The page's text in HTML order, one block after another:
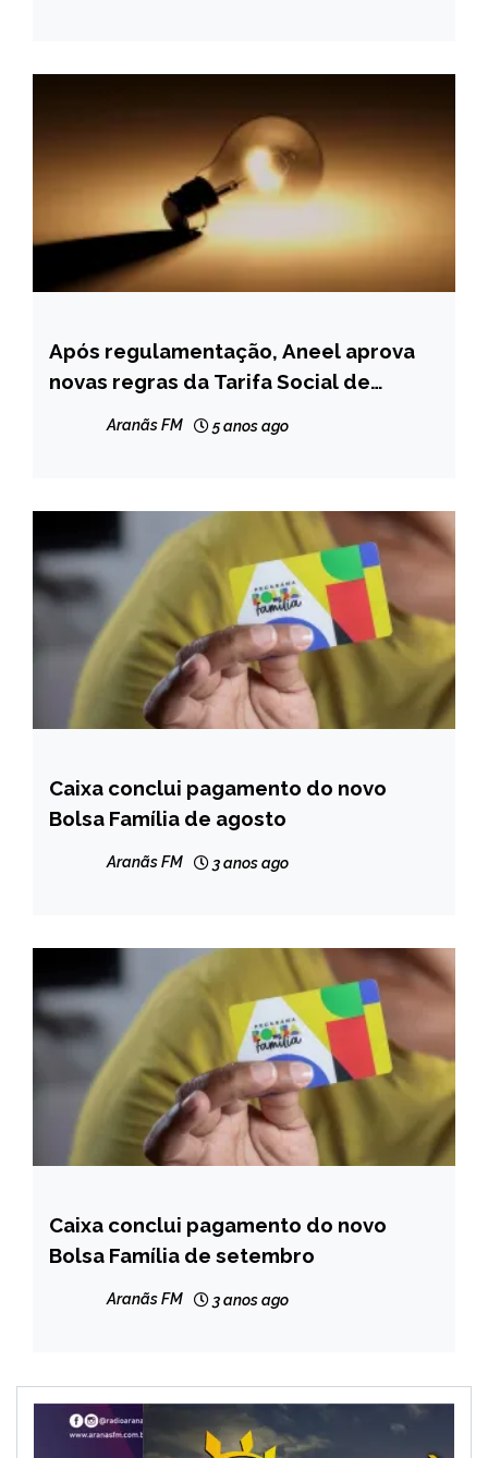
BRASIL
NOTÍCIAS
Após regulamentação, Aneel aprova
novas regras da Tarifa Social de
Aranãs FM 5 anos ago
BRASIL
NOTÍCIAS
Caixa conclui pagamento do novo
Bolsa Família de agosto
Aranãs FM 3 anos ago
BRASIL
CAPELINHA
Caixa conclui pagamento do novo
Bolsa Família de setembro
Aranãs FM 3 anos ago